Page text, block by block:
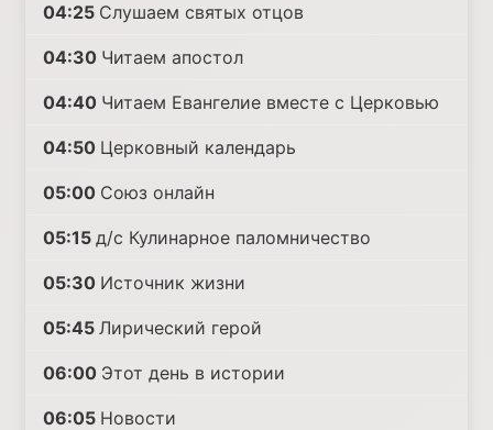
04:25 Слушаем святых отцов
04:30 Читаем апостол
04:40 Читаем Евангелие вместе с Церковью
04:50 Церковный календарь
05:00 Союз онлайн
05:15 д/с Кулинарное паломничество
05:30 Источник жизни
05:45 Лирический герой
06:00 Этот день в истории
06:05 Новости